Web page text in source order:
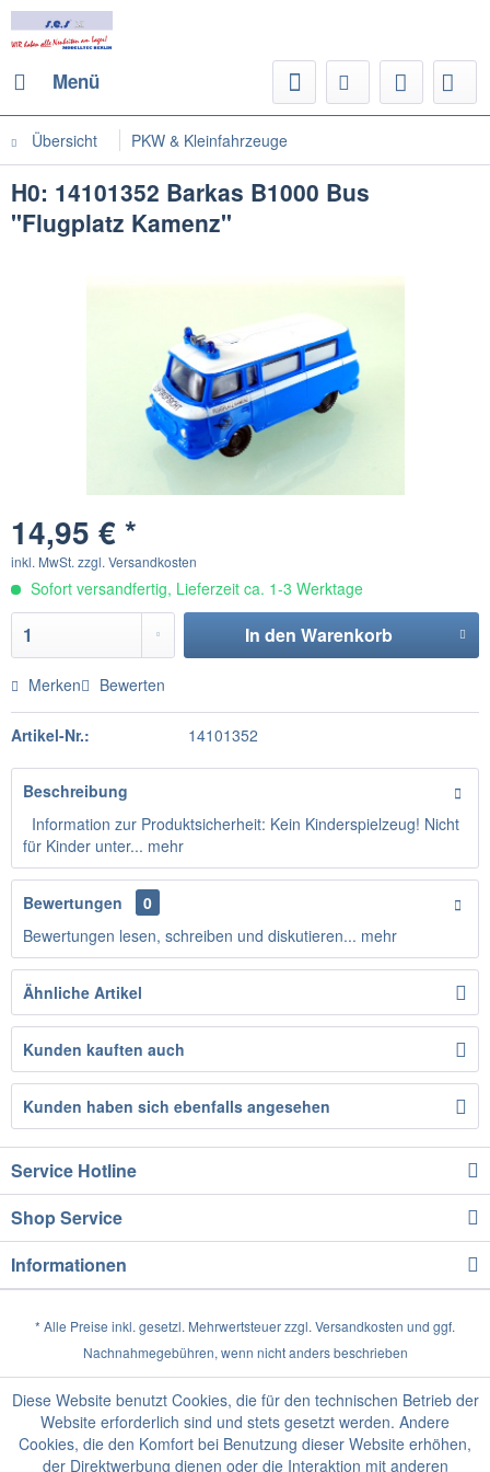
Menü
Übersicht PKW & Kleinfahrzeuge
H0: 14101352 Barkas B1000 Bus
"Flugplatz Kamenz"
14,95 € *
inkl. MwSt. zzgl. Versandkosten
Sofort versandfertig, Lieferzeit ca. 1-3 Werktage
In den Warenkorb
Merken Bewerten
Artikel-Nr.: 14101352
Beschreibung
Information zur Produktsicherheit: Kein Kinderspielzeug! Nicht
für Kinder unter... mehr
Bewertungen
0
Bewertungen lesen, schreiben und diskutieren... mehr
Ähnliche Artikel
Kunden kauften auch
Kunden haben sich ebenfalls angesehen
Service Hotline
Shop Service
Informationen
* Alle Preise inkl. gesetzl. Mehrwertsteuer zzgl. Versandkosten und ggf.
Nachnahmegebühren, wenn nicht anders beschrieben
Diese Website benutzt Cookies, die für den technischen Betrieb der
Website erforderlich sind und stets gesetzt werden. Andere
Cookies, die den Komfort bei Benutzung dieser Website erhöhen,
der Direktwerbung dienen oder die Interaktion mit anderen